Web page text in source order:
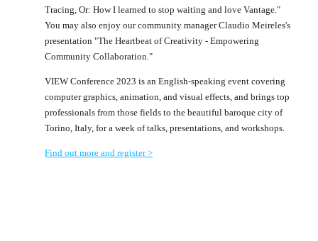
Tracing, Or: How I learned to stop waiting and love Vantage."
You may also enjoy our community manager Claudio Meireles's
presentation "The Heartbeat of Creativity - Empowering
Community Collaboration."
VIEW Conference 2023 is an English-speaking event covering
computer graphics, animation, and visual effects, and brings top
professionals from those fields to the beautiful baroque city of
Torino, Italy, for a week of talks, presentations, and workshops.
Find out more and register >